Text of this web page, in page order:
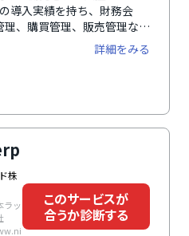
導入実績を持ち、財務会
、購買管理、販売管理な
をカバーし、企業の多様なニ
標準機能の充実により、個別
必要とせず、業務の標準化
ーメーション（DX）の推
。
詳細をみる
株
ラッ
このサービスが
合うか診断する